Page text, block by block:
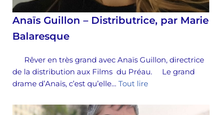
Anaïs Guillon – Distributrice, par Marie
Balaresque
Rêver en très grand avec Anaïs Guillon, directrice
de la distribution aux Films du Préau. Le grand
drame d’Anaïs, c’est qu’elle… Tout lire